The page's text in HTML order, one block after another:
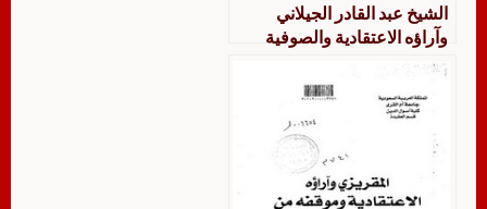
الشيخ عبد القادر الجيلاني
وآراؤه الاعتقادية والصوفية
عرض ونقد على ضوء عقيدة
أهل السنة والجماعة